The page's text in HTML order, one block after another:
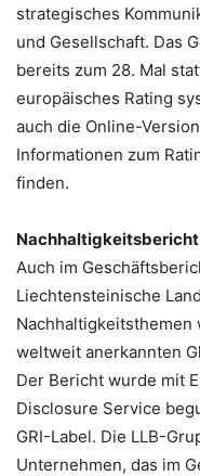
strategisches
und Gesellschaft. Das
bereits zum 28. Mal
europäisches Rating
auch die Online-
Informationen zum
finden.
Nachhaltigkeitsbericht
Auch im
Liechtensteinische
Nachhaltigkeitsthemen
weltweit anerkannten
Der Bericht wurde mit
Disclosure Service
GRI-Label. Die LLB-
Unternehmen, das im